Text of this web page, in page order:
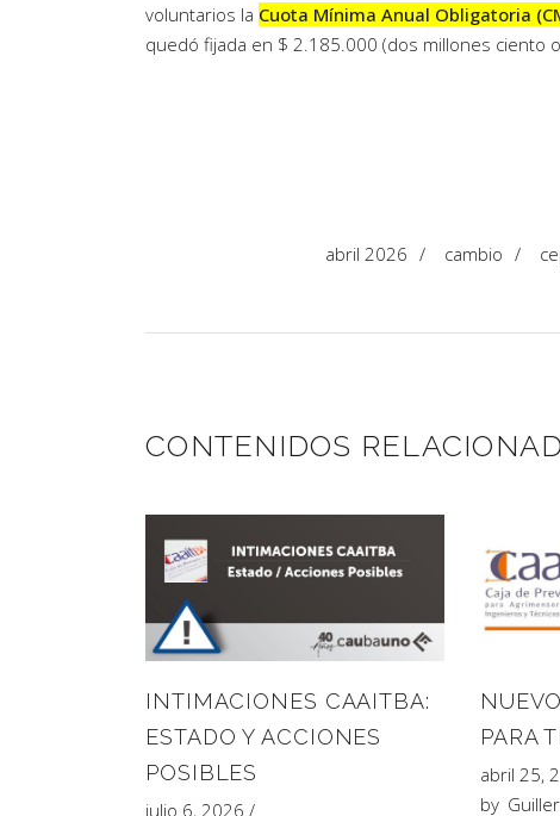
voluntarios la Cuota Mínima Anual Obligatoria
quedó fijada en $ 2.185.000 (dos millones ciento
abril 2026 / cambio /
CONTENIDOS
INTIMACIONES CAAITBA:
ESTADO Y ACCIONES
POSIBLES
julio 6, 2026
PARA
abril 25,
by